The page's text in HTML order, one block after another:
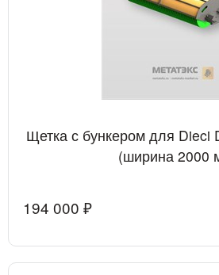
Щетка с бункером для Dieci
(ширина 2000
194 000 ₽